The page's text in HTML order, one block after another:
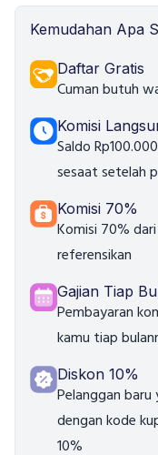
Kemudahan Apa
Daftar Gratis
Cuman butuh
Komisi
Saldo
sesaat setelah
Komisi 70%
Komisi 70%
referensikan
Gajian Tiap
Pembayaran
kamu tiap
Diskon 10%
Pelanggan
dengan kode
10%